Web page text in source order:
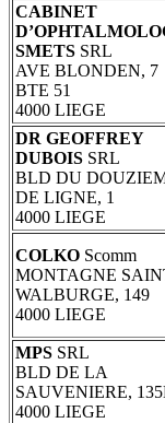
CABINET
SMETS SRL
AVE BLONDEN, 7
BTE 51
4000 LIEGE
DR GEOFFREY
DUBOIS SRL
BLD DU
DE LIGNE, 1
4000 LIEGE
COLKO Scomm
MONTAGNE
WALBURGE, 149
4000 LIEGE
MPS SRL
BLD DE LA
SAUVENIERE,
4000 LIEGE